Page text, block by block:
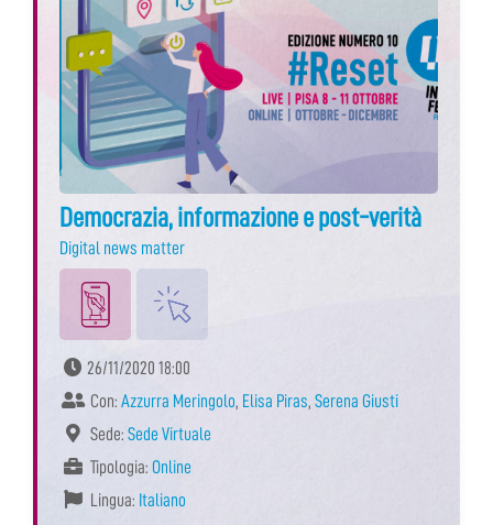
Democrazia, informazione e post-verità
Digital news matter
26/11/2020 18:00
Con: Azzurra Meringolo, Elisa Piras, Serena Giusti
Sede: Sede Virtuale
Tipologia: Online
Lingua: Italiano